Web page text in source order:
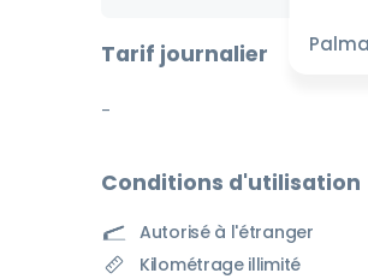
Tarif journalier
-
Conditions d'utilisation
Autorisé à l'étranger
Kilométrage illimité